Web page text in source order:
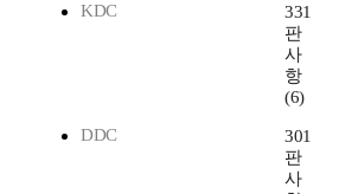
KDC
331
판
사
항
(6)
DDC
301
판
사